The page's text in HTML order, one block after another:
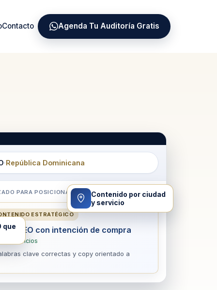
Contacto Agenda Tu Auditoría Gratis
·República Dominicana
PARA POSICIONAR
ESTRATÉGICO
SEO con intención de compra
› servicios
clave correctas y copy orientado a
que
Contenido por ciudad
y servicio